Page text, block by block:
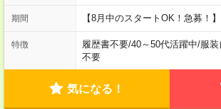
期間 【8月中のスタートOK！急募！
特徴 履歴書不要/40～50代活躍中/服装
不要
気になる！